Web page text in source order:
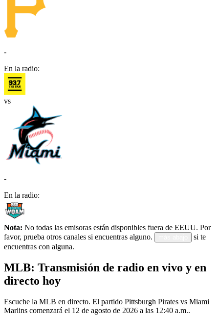
-
En la radio:
vs
-
En la radio:
Nota: No todas las emisoras están disponibles fuera de EEUU. Por
favor, prueba otros canales si encuentras alguno.
si te
encuentras con alguna.
MLB: Transmisión de radio en vivo y en
directo hoy
Escuche la MLB en directo. El partido Pittsburgh Pirates vs Miami
Marlins comenzará el 12 de agosto de 2026 a las 12:40 a.m..